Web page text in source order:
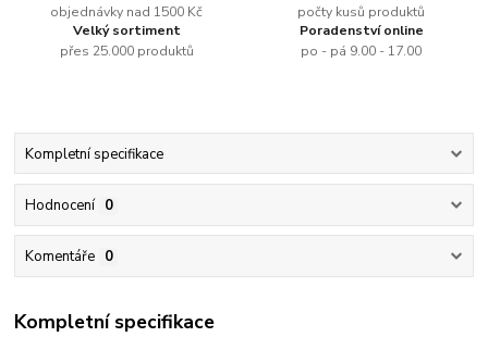
objednávky nad 1500 Kč
počty kusů produktů
Velký sortiment
přes 25.000 produktů
Poradenství online
po - pá 9.00 - 17.00
Kompletní specifikace
Hodnocení 0
Komentáře 0
Kompletní specifikace